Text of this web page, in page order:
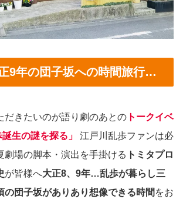
9年の団子坂への時間旅行…
だきたいのが語り劇のあとの トークイベ
生の謎を探る」
江戸川乱歩ファンは必
劇場の脚本・演出を手掛ける トミタプロ
が皆様へ大正8、9年…乱歩が暮らし三
の団子坂がありあり想像できる時間 をお